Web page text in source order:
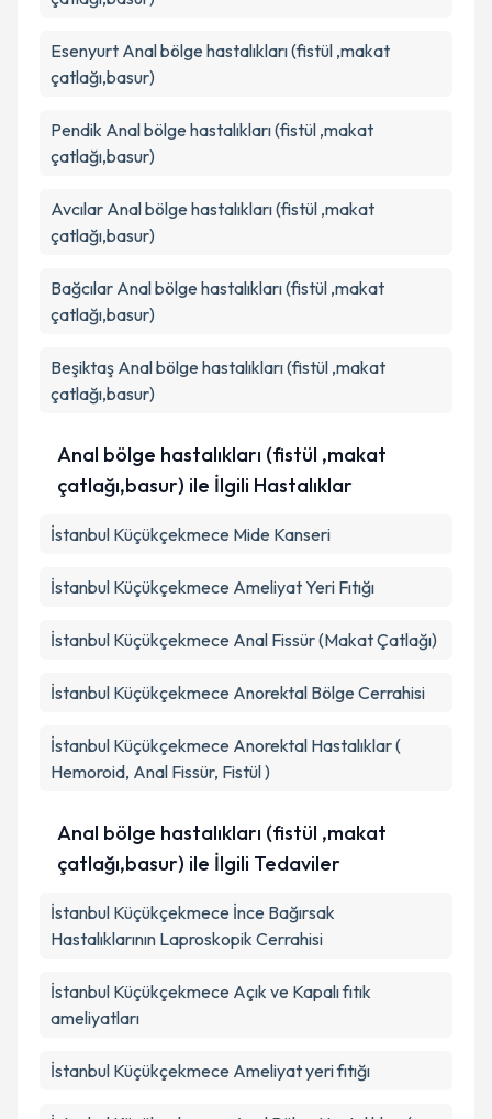
Esenyurt Anal bölge hastalıkları (fistül ,makat
çatlağı,basur)
Pendik Anal bölge hastalıkları (fistül ,makat
çatlağı,basur)
Avcılar Anal bölge hastalıkları (fistül ,makat
çatlağı,basur)
Bağcılar Anal bölge hastalıkları (fistül ,makat
çatlağı,basur)
Beşiktaş Anal bölge hastalıkları (fistül ,makat
çatlağı,basur)
Anal bölge hastalıkları (fistül ,makat
çatlağı,basur) ile İlgili Hastalıklar
İstanbul Küçükçekmece Mide Kanseri
İstanbul Küçükçekmece Ameliyat Yeri Fıtığı
İstanbul Küçükçekmece Anal Fissür (Makat Çatlağı)
İstanbul Küçükçekmece Anorektal Bölge Cerrahisi
İstanbul Küçükçekmece Anorektal Hastalıklar (
Hemoroid, Anal Fissür, Fistül )
Anal bölge hastalıkları (fistül ,makat
çatlağı,basur) ile İlgili Tedaviler
İstanbul Küçükçekmece İnce Bağırsak
Hastalıklarının Laproskopik Cerrahisi
İstanbul Küçükçekmece Açık ve Kapalı fıtık
ameliyatları
İstanbul Küçükçekmece Ameliyat yeri fıtığı